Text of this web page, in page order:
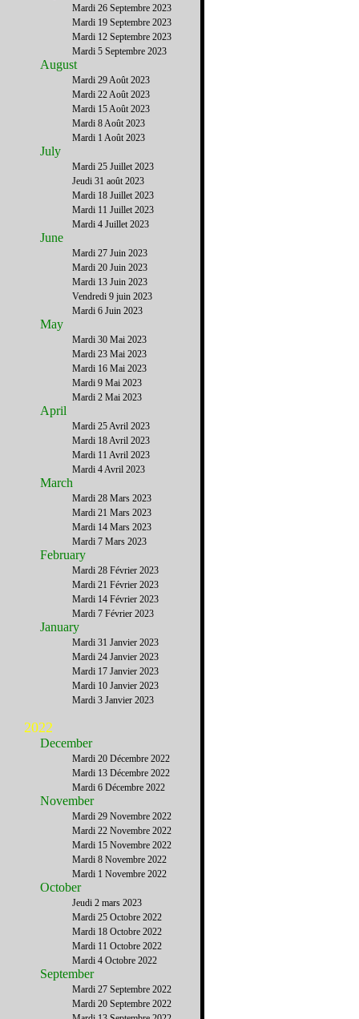
Mardi 26 Septembre 2023
Mardi 19 Septembre 2023
Mardi 12 Septembre 2023
Mardi 5 Septembre 2023
August
Mardi 29 Août 2023
Mardi 22 Août 2023
Mardi 15 Août 2023
Mardi 8 Août 2023
Mardi 1 Août 2023
July
Mardi 25 Juillet 2023
Jeudi 31 août 2023
Mardi 18 Juillet 2023
Mardi 11 Juillet 2023
Mardi 4 Juillet 2023
June
Mardi 27 Juin 2023
Mardi 20 Juin 2023
Mardi 13 Juin 2023
Vendredi 9 juin 2023
Mardi 6 Juin 2023
May
Mardi 30 Mai 2023
Mardi 23 Mai 2023
Mardi 16 Mai 2023
Mardi 9 Mai 2023
Mardi 2 Mai 2023
April
Mardi 25 Avril 2023
Mardi 18 Avril 2023
Mardi 11 Avril 2023
Mardi 4 Avril 2023
March
Mardi 28 Mars 2023
Mardi 21 Mars 2023
Mardi 14 Mars 2023
Mardi 7 Mars 2023
February
Mardi 28 Février 2023
Mardi 21 Février 2023
Mardi 14 Février 2023
Mardi 7 Février 2023
January
Mardi 31 Janvier 2023
Mardi 24 Janvier 2023
Mardi 17 Janvier 2023
Mardi 10 Janvier 2023
Mardi 3 Janvier 2023
2022
December
Mardi 20 Décembre 2022
Mardi 13 Décembre 2022
Mardi 6 Décembre 2022
November
Mardi 29 Novembre 2022
Mardi 22 Novembre 2022
Mardi 15 Novembre 2022
Mardi 8 Novembre 2022
Mardi 1 Novembre 2022
October
Jeudi 2 mars 2023
Mardi 25 Octobre 2022
Mardi 18 Octobre 2022
Mardi 11 Octobre 2022
Mardi 4 Octobre 2022
September
Mardi 27 Septembre 2022
Mardi 20 Septembre 2022